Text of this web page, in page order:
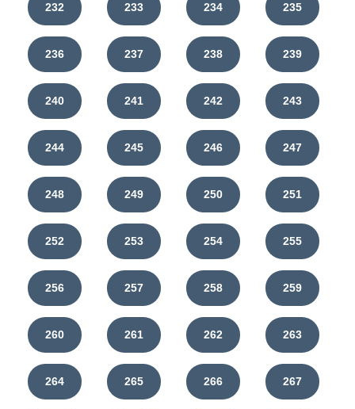
232 233 234 235
236 237 238 239
240 241 242 243
244 245 246 247
248 249 250 251
252 253 254 255
256 257 258 259
260 261 262 263
264 265 266 267